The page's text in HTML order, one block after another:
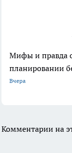
Мифы и правда
планировании
Вчера
Комментарии на